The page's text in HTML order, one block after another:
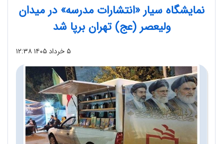
نمایشگاه سیار «انتشارات مدرسه» در میدان
ولیعصر (عج) تهران برپا شد
۵ خرداد ۱۴۰۵ ۱۲:۳۸